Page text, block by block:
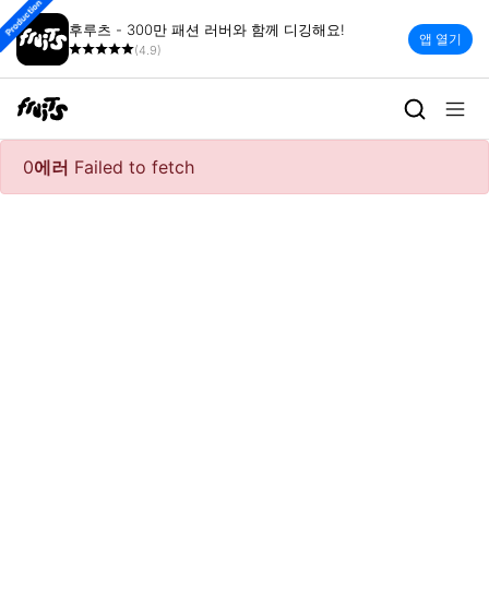
후루츠 - 300만 패션 러버와 함께 디깅해요!
(4.9)
앱 열기
0에러 Failed to fetch
Production